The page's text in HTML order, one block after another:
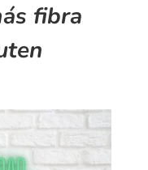
fibra